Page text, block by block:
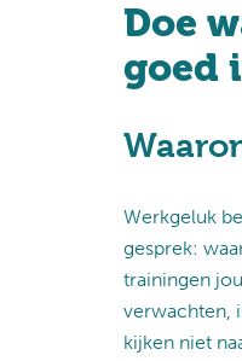
Doe
goed
Werkgeluk
gesprek:
trainingen
verwachten,
kijken niet